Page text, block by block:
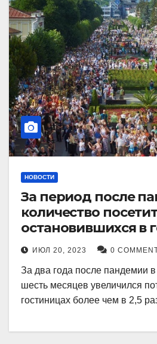
НОВОСТИ
За период после
количество
остановившихся в
Кисловодска,
ИЮЛ 20, 2023 0
За два года после пандемии в
шесть месяцев увеличился
гостиницах более чем в 2,5